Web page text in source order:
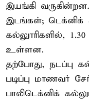
இயங்கி வருகின்றன.
இடங்கள்; டெக்னிக்
கல்லுாரிகளில்,
உள்ளன.
தற்போது, நடப்பு
படிப்பு மாணவர்
பாலிடெக்னிக்